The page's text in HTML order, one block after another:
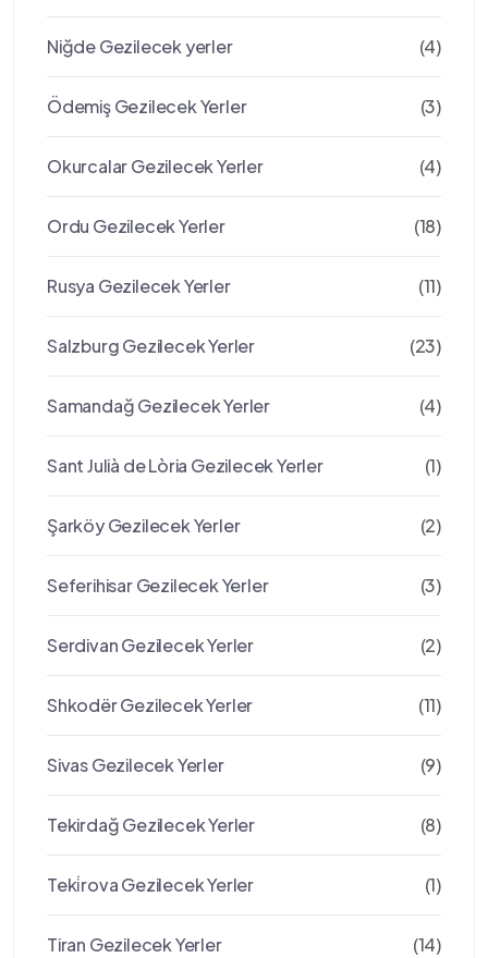
Niğde Gezilecek yerler (4)
Ödemiş Gezilecek Yerler (3)
Okurcalar Gezilecek Yerler (4)
Ordu Gezilecek Yerler (18)
Rusya Gezilecek Yerler (11)
Salzburg Gezilecek Yerler (23)
Samandağ Gezilecek Yerler (4)
Sant Julià de Lòria Gezilecek Yerler (1)
Şarköy Gezilecek Yerler (2)
Seferihisar Gezilecek Yerler (3)
Serdivan Gezilecek Yerler (2)
Shkodër Gezilecek Yerler (11)
Sivas Gezilecek Yerler (9)
Tekirdağ Gezilecek Yerler (8)
Teki̇rova Gezilecek Yerler (1)
Tiran Gezilecek Yerler (14)